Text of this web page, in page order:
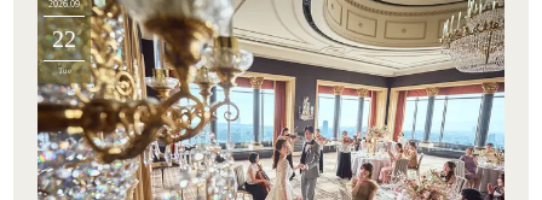
2026.09
22
Tue